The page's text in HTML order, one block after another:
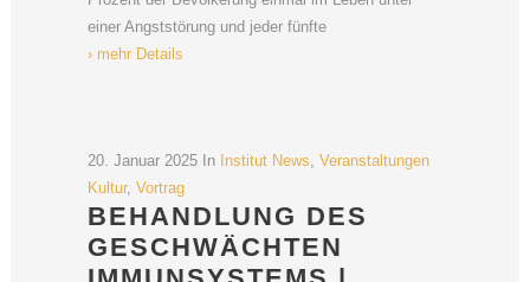
einer Angststörung und jeder fünfte
› mehr Details
20. Januar 2025 In Institut News Veranstaltungen
Kultur, Vortrag
BEHANDLUNG DES
GESCHWÄCHTEN